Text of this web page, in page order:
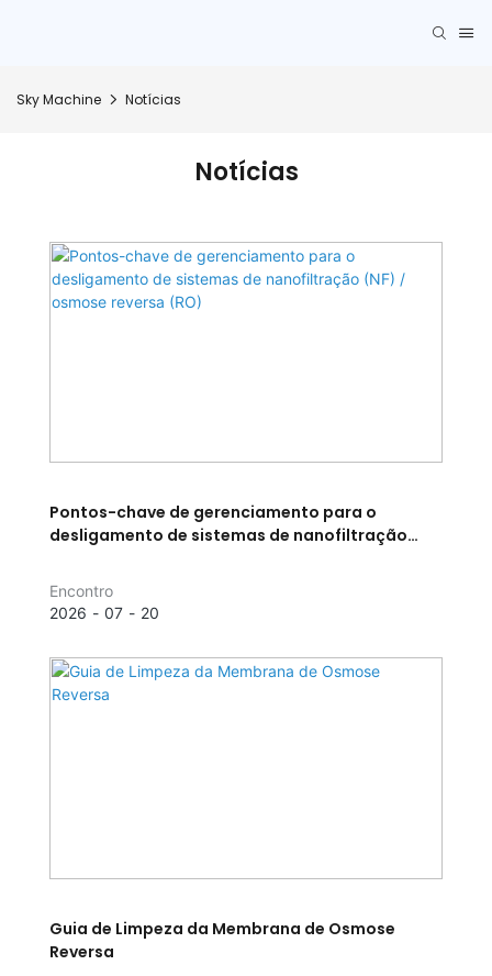
Sky Machine Notícias
Notícias
Pontos-chave de gerenciamento para o
desligamento de sistemas de nanofiltração
Encontro
2026
07 20
Guia de Limpeza da Membrana de Osmose
Reversa